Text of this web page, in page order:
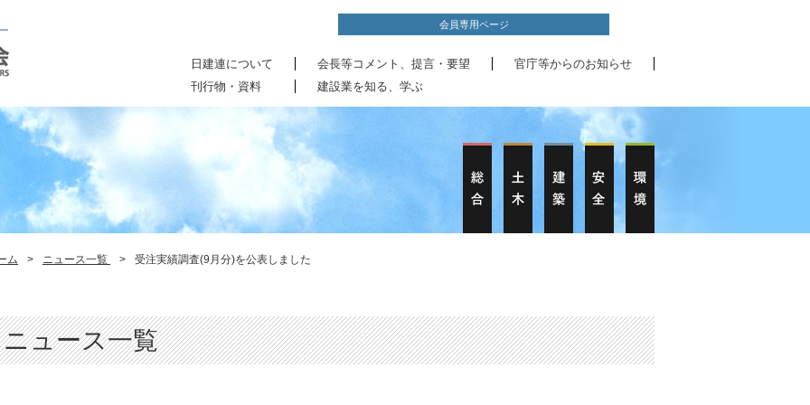
会員専用ページ
日建連について 会長等コメント、提言・要望
官庁等からのお知らせ
刊行物・資料
建設業を知る、学ぶ
ム > ニュース一覧 > 受注実績調査(9月分)を公表しました
ニュース一覧